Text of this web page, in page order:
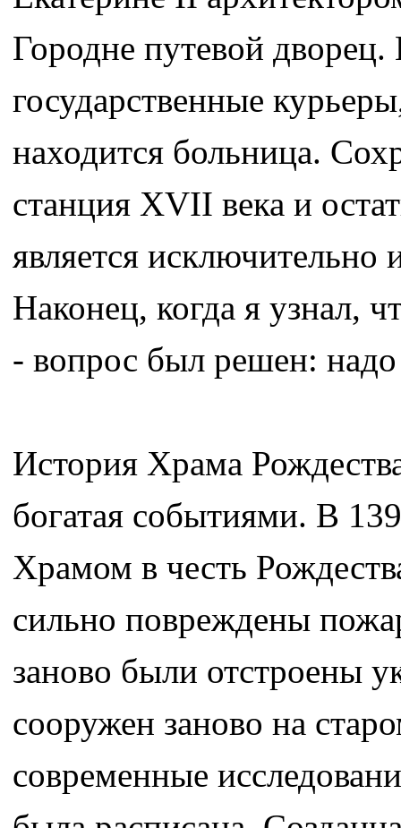
Городне путевой
государственные
находится больница.
станция XVII века и
является
Наконец, когда я узнал,
- вопрос был решен: надо
История Храма
богатая событиями. В
Храмом в честь
сильно повреждены
заново были отстроены
сооружен заново на
современные